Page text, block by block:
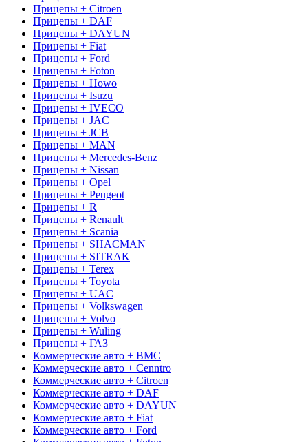
Прицепы + Citroen
Прицепы + DAF
Прицепы + DAYUN
Прицепы + Fiat
Прицепы + Ford
Прицепы + Foton
Прицепы + Howo
Прицепы + Isuzu
Прицепы + IVECO
Прицепы + JAC
Прицепы + JCB
Прицепы + MAN
Прицепы + Mercedes-Benz
Прицепы + Nissan
Прицепы + Opel
Прицепы + Peugeot
Прицепы + R
Прицепы + Renault
Прицепы + Scania
Прицепы + SHACMAN
Прицепы + SITRAK
Прицепы + Terex
Прицепы + Toyota
Прицепы + UAC
Прицепы + Volkswagen
Прицепы + Volvo
Прицепы + Wuling
Прицепы + ГАЗ
Коммерческие авто + BMC
Коммерческие авто + Cenntro
Коммерческие авто + Citroen
Коммерческие авто + DAF
Коммерческие авто + DAYUN
Коммерческие авто + Fiat
Коммерческие авто + Ford